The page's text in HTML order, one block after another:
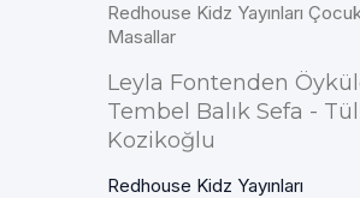
Redhouse Kidz Yayınları
Masallar
Leyla Fontenden
Tembel Balık Sefa -
Kozikoğlu
Redhouse Kidz Yayınları